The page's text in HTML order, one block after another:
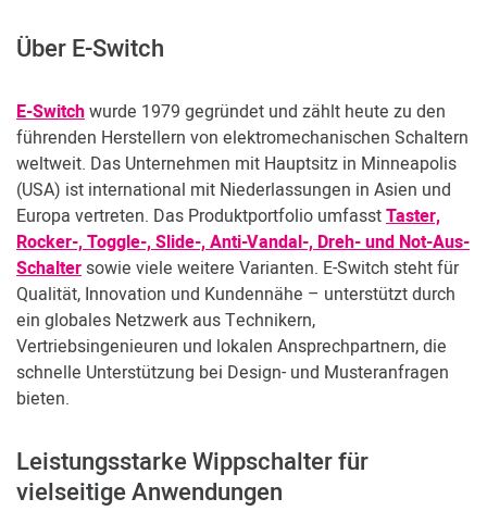
Über E-Switch
E-Switchwurde 1979 gegründet und zählt heute zu den
führenden Herstellern von elektromechanischen Schaltern
weltweit. Das Unternehmen mit Hauptsitz in Minneapolis
(USA) ist international mit Niederlassungen in Asien und
Europa vertreten. Das Produktportfolio umfasstTaster,
Rocker-, Toggle-, Slide-, Anti-Vandal-, Dreh- und Not-Aus-
Schaltersowie viele weitere Varianten. E-Switch steht für
Qualität, Innovation und Kundennähe – unterstützt durch
ein globales Netzwerk aus Technikern,
Vertriebsingenieuren und lokalen Ansprechpartnern, die
schnelle Unterstützung bei Design- und Musteranfragen
bieten.
Leistungsstarke Wippschalter für
vielseitige Anwendungen